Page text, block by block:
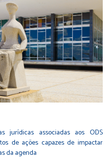
jurídicas associadas aos ODS
de ações capazes de impactar
da agenda